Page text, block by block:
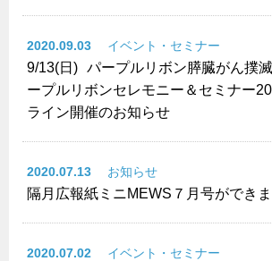
2020.09.03 イベント・セミナー
9/13(日) パープルリボン膵臓がん撲
ープルリボンセレモニー＆セミナー
ライン開催のお知らせ
2020.07.13 お知らせ
隔月広報紙ミニMEWS７月号ができ
2020.07.02 イベント・セミナー